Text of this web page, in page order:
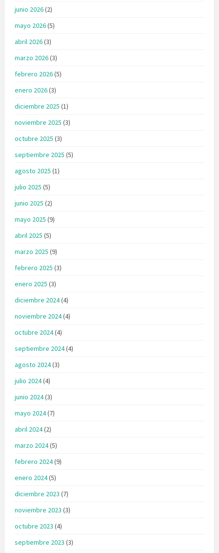
junio 2026(2)
mayo 2026(5)
abril 2026(3)
marzo 2026(3)
febrero 2026(5)
enero 2026(3)
diciembre 2025 (1)
noviembre 2025 (3)
octubre 2025 (3)
septiembre 2025 (5)
agosto 2025 (1)
julio 2025 (5)
junio 2025 (2)
mayo 2025 (9)
abril 2025 (5)
marzo 2025 (9)
febrero 2025 (3)
enero 2025 (3)
diciembre 2024(4)
noviembre 2024(4)
octubre 2024(4)
septiembre 2024(4)
agosto 2024(3)
julio 2024(4)
junio 2024(3)
mayo 2024(7)
abril 2024(2)
marzo 2024(5)
febrero 2024(9)
enero 2024(5)
diciembre 2023 (7)
noviembre 2023 (3)
octubre 2023 (4)
septiembre 2023 (3)